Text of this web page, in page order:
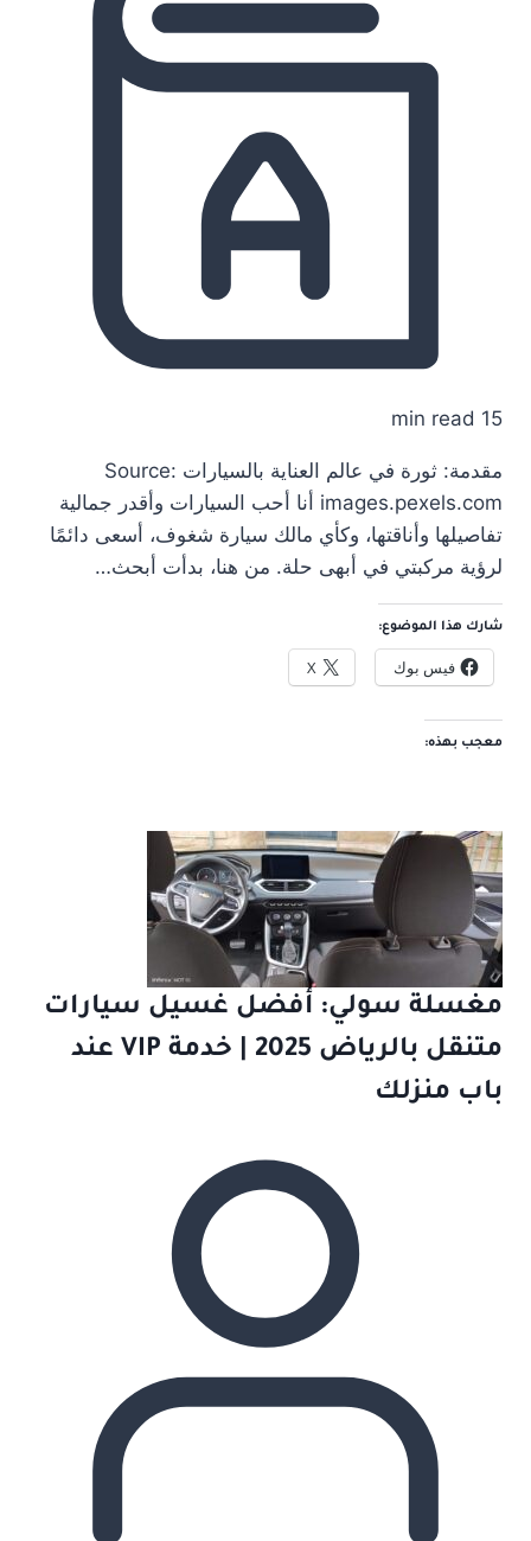
15 min read
مقدمة: ثورة في عالم العناية بالسيارات Source:
images.pexels.com أنا أحب السيارات وأقدر جمالية
تفاصيلها وأناقتها، وكأي مالك سيارة شغوف، أسعى دائمًا
لرؤية مركبتي في أبهى حلة. من هنا، بدأت أبحث…
شارك هذا الموضوع:
فيس بوك X
معجب بهذه:
مغسلة سولي: أفضل غسيل سيارات
متنقل بالرياض 2025 | خدمة VIP عند
باب منزلك